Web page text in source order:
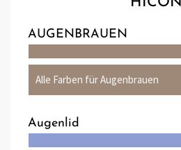
AUGENBRAUEN
Alle Farben für Augenbrauen
Augenlid